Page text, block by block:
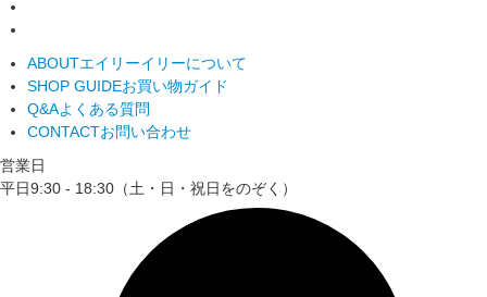
ABOUTエイリーイリーについて
SHOP GUIDEお買い物ガイド
Q&Aよくある質問
CONTACTお問い合わせ
営業日
平日9:30 - 18:30（土・日・祝日をのぞく）